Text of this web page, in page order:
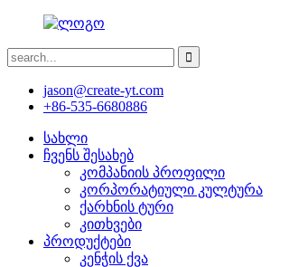
jason@create-yt.com
+86-535-6680886
სახლი
ჩვენს შესახებ
კომპანიის პროფილი
კორპორატიული კულტურა
ქარხნის ტური
კითხვები
პროდუქტები
კენჭის ქვა